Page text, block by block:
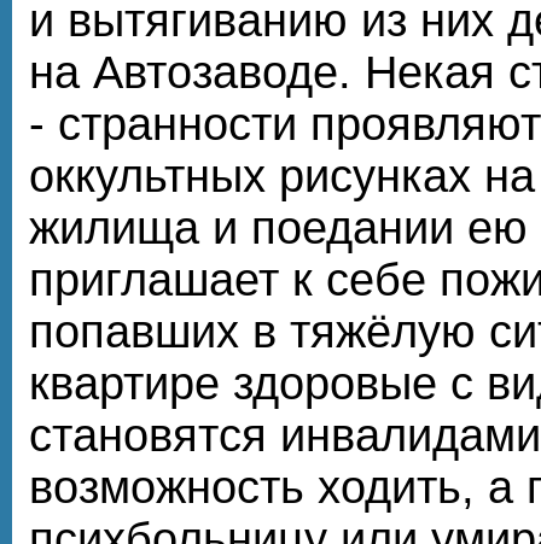
и вытягиванию из них
на Автозаводе. Некая
- странности
оккультных рисунках
жилища и поедании ею
приглашает к себе
попавших в тяжёлую
квартире здоровые с
становятся
возможность ходить, а